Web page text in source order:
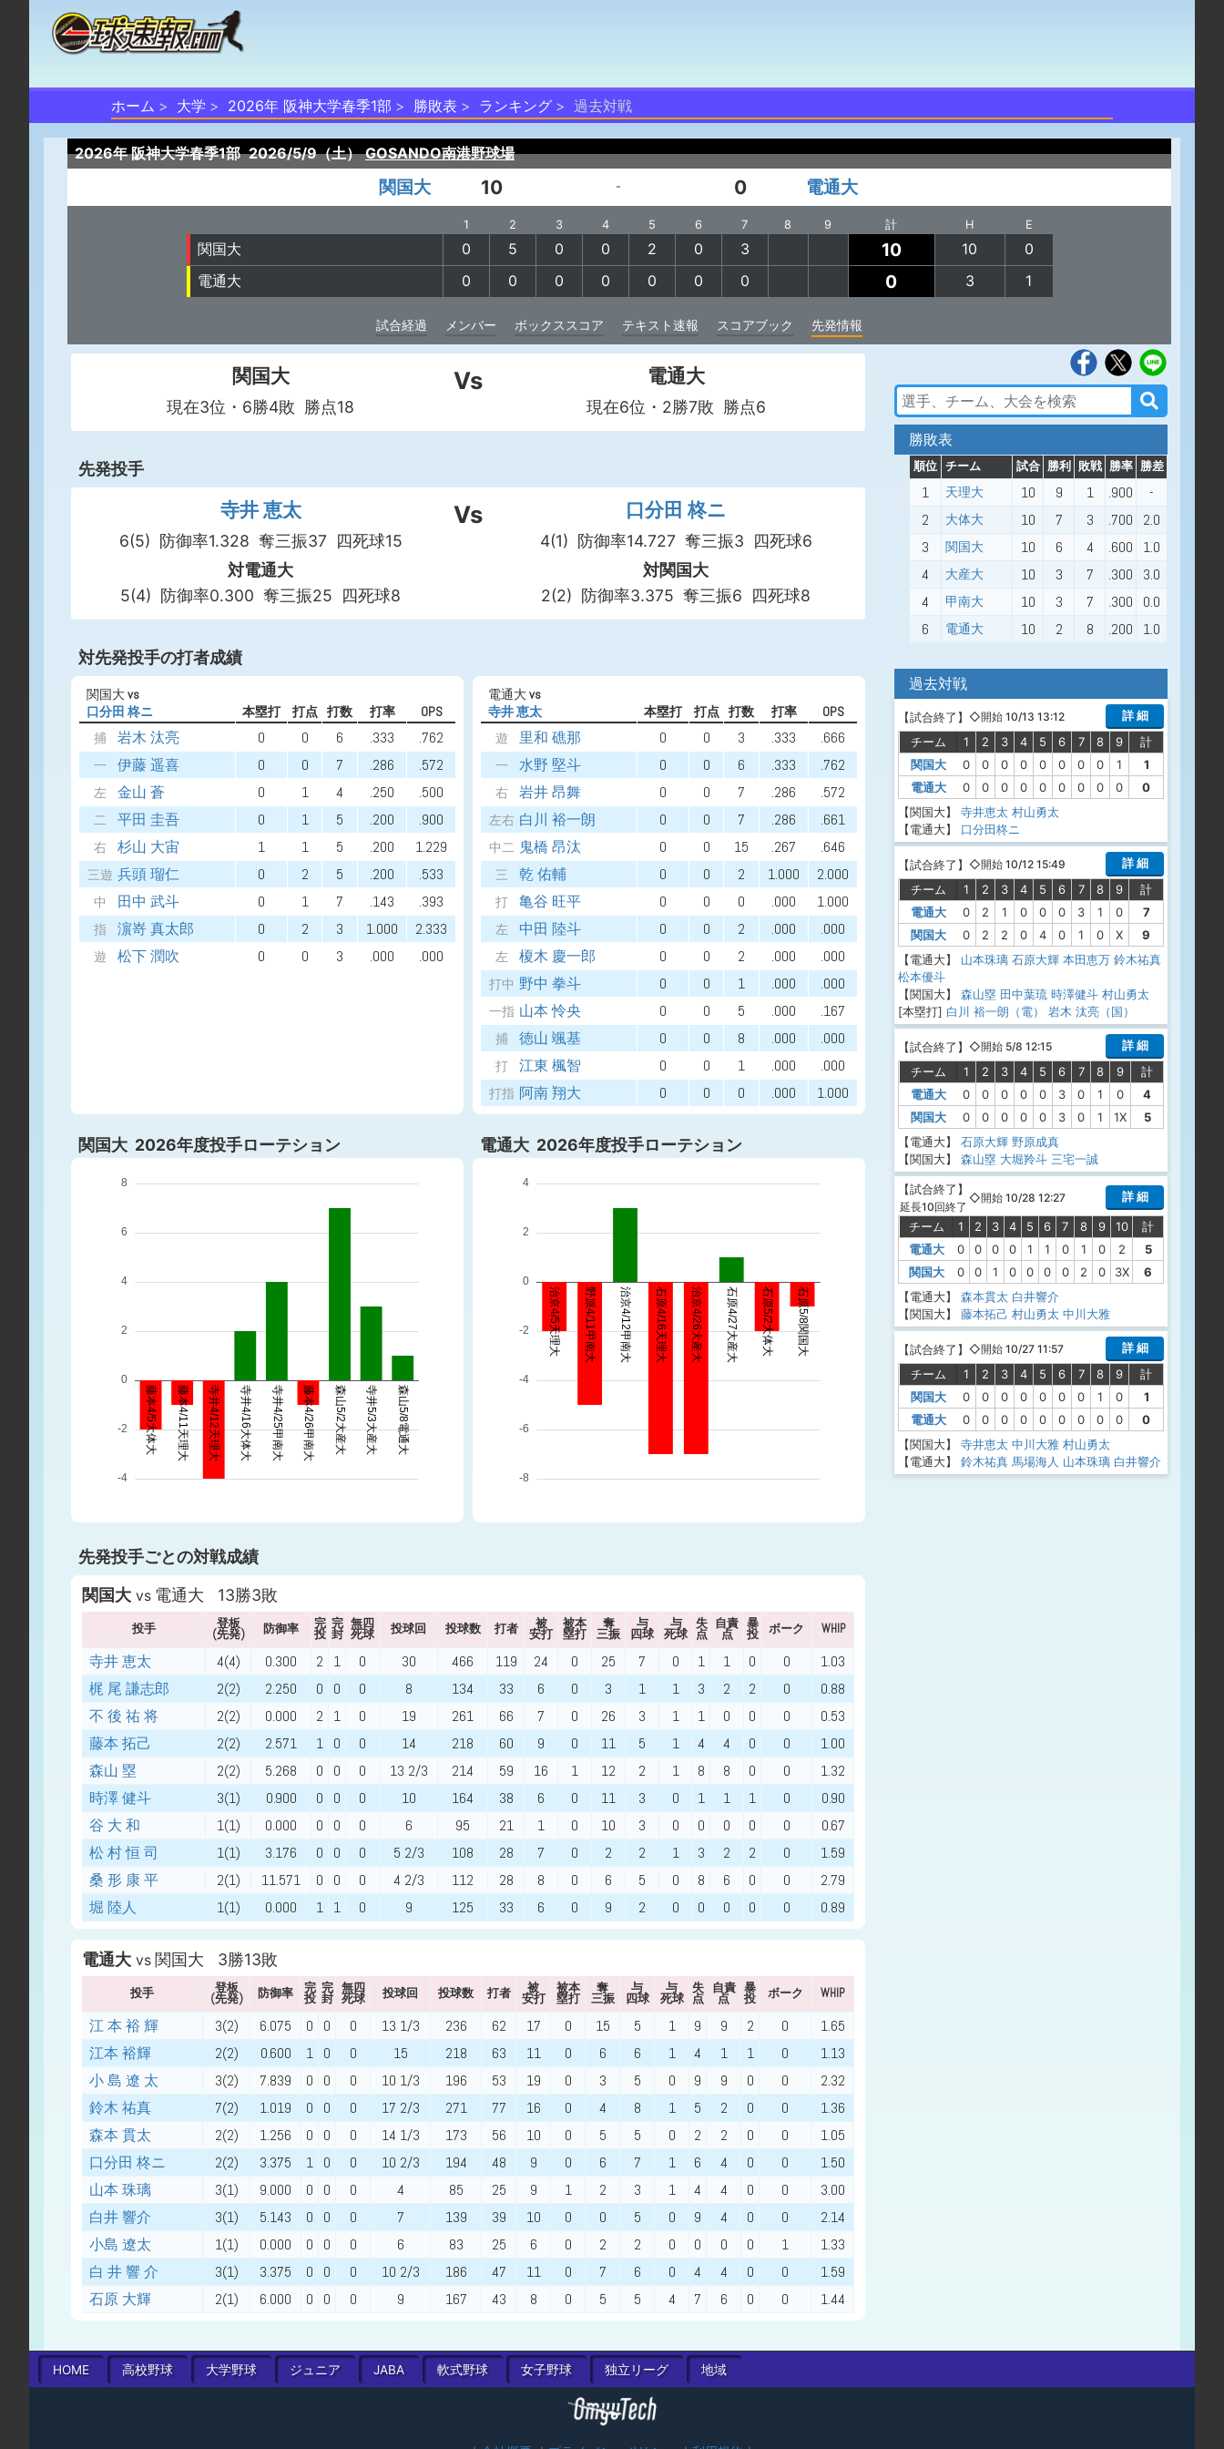
ホーム 大学 2026年 阪神大学春季1部 勝敗表 ランキング 過去対戦
2026年 阪神大学春季1部 2026/5/9（土） GOSANDO南港野球場
関国大 10 - 0 電通大
1 2 3 4 5 6 7 8 9 計 H E
関国大 0 5 0 0 2 0 3 10 10
0
電通大
0 0 0 0 0 0 0 0 3 1
試合経過 メンバー ボックススコア テキスト速報 スコアブック 先発情報
関国大
現在3位・6勝4敗 勝点18
Vs 電通大
現在6位・2勝7敗 勝点6
先発投手
寺井 恵太
6(5) 防御率1.328 奪三振37
四死球15
対電通大
5(4)
防御率0.300 奪三振25 四死球8
Vs 口分田 柊ニ
4(1) 防御率14.727 奪三振3
四死球6
対関国大
2(2)
防御率3.375 奪三振6 四死球8
対先発投手の打者成績
関国大vs
口分田 柊ニ
本塁打 打点 打数 打率
OPS
捕
岩木 汰亮 0 0 6 .333 .762
一 伊藤 遥喜 0 0 7 .286 .572
左 金山 蒼 0 1 4 .250 .500
二 平田 圭吾 0 1 5 .200 .900
右 杉山 大宙 1 1 5 .200 1.229
三遊 兵頭 瑠仁 0 2 5 .200 .533
中 田中 武斗 0 1 7 .143 .393
指 濵嵜 真太郎 0 2 3 1.000 2.333
遊 松下 潤吹 0 0 3 .000 .000
電通大vs
寺井 恵太
本塁打 打点 打数 打率
OPS
遊
里和 礁那 0 0 3 .333 .666
一 水野 堅斗 0 0 6 .333 .762
右 岩井 昂舞 0 0 7 .286 .572
左右 白川 裕一朗 0 0 7 .286 .661
中二 鬼橋 昂汰 0 0 15 .267 .646
三 乾 佑輔 0 0 2 1.000 2.000
打 亀谷 旺平 0 0 0 .000 1.000
左 中田 陸斗 0 0 2 .000 .000
左 榎木 慶一郎 0 0 2 .000 .000
打中 野中 拳斗 0 0 1 .000 .000
一指 山本 怜央 0 0 5 .000 .167
捕 徳山 颯基 0 0 8 .000 .000
打 江東 楓智 0 0 1 .000 .000
打指 阿南 翔大 0 0 0 .000 1.000
関国大 2026年度投手ローテション 電通大 2026年度投手ローテション
先発投手ごとの対戦成績
関国大 vs 電通大 13勝3敗
投手 登板
(先発) 防御率 完
投
完
封
無四
死球 投球回 投球数 打者 被
安打
被本
塁打
奪
三振
与
四球
与
死球
失
点
自責
点
暴
投 ボーク WHIP
寺井 恵太 4(4) 0.300 2 1 0 30 466 119 24 0 25 7 0 1 1 0 0
1.03
梶 尾 謙志郎
2(2) 2.250 0 0 0 8 134 33 6 0 3 1 1 3 2 2 0
0.88
不 後 祐 将
2(2) 0.000 2 1 0 19 261 66 7 0 26 3 1 1 0 0 0
0.53
藤本 拓己
2(2) 2.571 1 0 0 14 218 60 9 0 11 5 1 4 4 0 0
1.00
森山 塁
2(2) 5.268 0 0 0 13 2/3 214 59 16 1 12 2 1 8 8 0 0
1.32
時澤 健斗
3(1) 0.900 0 0 0 10 164 38 6 0 11 3 0 1 1 1 0
0.90
谷 大 和
1(1) 0.000 0 0 0 6 95 21 1 0 10 3 0 0 0 0 0
0.67
松 村 恒 司
1(1) 3.176 0 0 0 5 2/3 108 28 7 0 2 2 1 3 2 2 0
1.59
桑 形 康 平
2(1) 11.571 0 0 0 4 2/3 112 28 8 0 6 5 0 8 6 0 0
2.79
堀 陸人
1(1) 0.000 1 1 0 9 125 33 6 0 9 2 0 0 0 0 0 0.89
電通大 vs 関国大 3勝13敗
投手 登板
(先発) 防御率 完
投
完
封
無四
死球 投球回 投球数 打者 被
安打
被本
塁打
奪
三振
与
四球
与
死球
失
点
自責
点
暴
投 ボーク WHIP
江 本 裕 輝 3(2) 6.075 0 0 0 13 1/3 236 62 17 0 15 5 1 9 9 2 0
1.65
江本 裕輝
2(2) 0.600 1 0 0 15 218 63 11 0 6 6 1 4 1 1 0
1.13
小 島 遼 太
3(2) 7.839 0 0 0 10 1/3 196 53 19 0 3 5 0 9 9 0 0
2.32
鈴木 祐真
7(2) 1.019 0 0 0 17 2/3 271 77 16 0 4 8 1 5 2 0 0
1.36
森本 貫太
2(2) 1.256 0 0 0 14 1/3 173 56 10 0 5 5 0 2 2 0 0
1.05
口分田 柊ニ
2(2) 3.375 1 0 0 10 2/3 194 48 9 0 6 7 1 6 4 0 0
1.50
山本 珠璃
3(1) 9.000 0 0 0 4 85 25 9 1 2 3 1 4 4 0 0
3.00
白井 響介
3(1) 5.143 0 0 0 7 139 39 10 0 0 5 0 9 4 0 0
2.14
小島 遼太
1(1) 0.000 0 0 0 6 83 25 6 0 2 2 0 0 0 0 1
1.33
白 井 響 介
3(1) 3.375 0 0 0 10 2/3 186 47 11 0 7 6 0 4 4 0 0
1.59
石原 大輝
2(1) 6.000 0 0 0 9 167 43 8 0 5 5 4 7 6 0 0 1.44
勝敗表
順位 チーム 試合 勝利 敗戦 勝率 勝差
1 天理大 10 9 1 .900
-
2
大体大 10 7 3 .700
2.0
3
関国大 10 6 4 .600
1.0
4
大産大 10 3 7 .300
3.0
4
甲南大 10 3 7 .300
0.0
6
電通大 10 2 8 .200 1.0
過去対戦
【試合終了】 ◇開始 10/13 13:12
詳 細
チーム
1 2 3 4 5 6 7 8 9
計
関国大
0 0 0 0 0 0 0 0 1
1
電通大
0 0 0 0 0 0 0 0 0
0
【関国大】
寺井恵太 村山勇太
【電通大】
口分田柊ニ
【試合終了】 ◇開始 10/12 15:49
詳 細
チーム
1 2 3 4 5 6 7 8 9
計
電通大
0 2 1 0 0 0 3 1 0
7
関国大
0 2 2 0 4 0 1 0 X
9
【電通大】
山本珠璃 石原大輝 本田恵万 鈴木祐真
松本優斗
【関国大】
森山塁 田中葉琉 時澤健斗 村山勇太
[本塁打] 白川 裕一朗（電） 岩木 汰亮（国）
【試合終了】 ◇開始 5/8 12:15
詳 細
チーム
1 2 3 4 5 6 7 8 9
計
電通大
0 0 0 0 0 3 0 1 0
4
関国大
0 0 0 0 0 3 0 1 1X
5
【電通大】
石原大輝 野原成真
【関国大】
森山塁 大堀羚斗 三宅一誠
【試合終了】
延長10回終了
◇開始 10/28 12:27 詳 細
チーム 1 2 3 4 5 6 7 8 9 10
計
電通大
0 0 0 0 1 1 0 1 0 2
5
関国大
0 0 1 0 0 0 0 2 0 3X
6
【電通大】
森本貫太 白井響介
【関国大】
藤本拓己 村山勇太 中川大雅
【試合終了】 ◇開始 10/27 11:57
詳 細
チーム
1 2 3 4 5 6 7 8 9
計
関国大
0 0 0 0 0 0 0 1 0
1
電通大
0 0 0 0 0 0 0 0 0
0
【関国大】
寺井恵太 中川大雅 村山勇太
【電通大】
鈴木祐真 馬場海人 山本珠璃 白井響介
HOME 高校野球 大学野球 ジュニア JABA 軟式野球 女子野球 独立リーグ 地域